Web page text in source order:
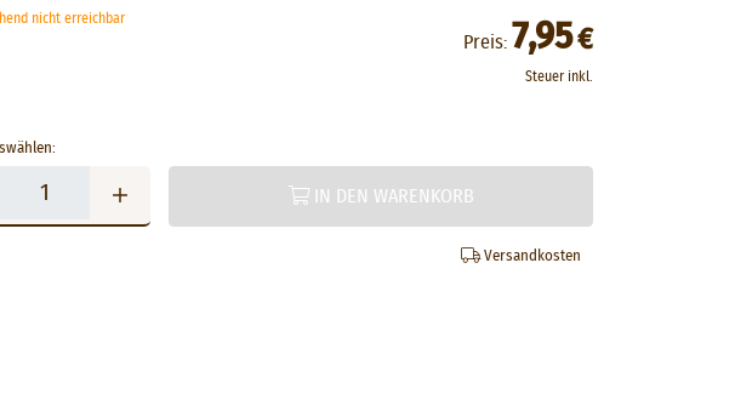
nicht erreichbar
Preis: 7,95€
Steuer inkl.
IN DEN WARENKORB
Versandkosten